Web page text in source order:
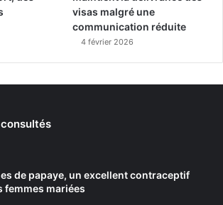
visas malgré une
communication réduite
4 février 2026
de papaye, un excellent contraceptif
femmes mariées